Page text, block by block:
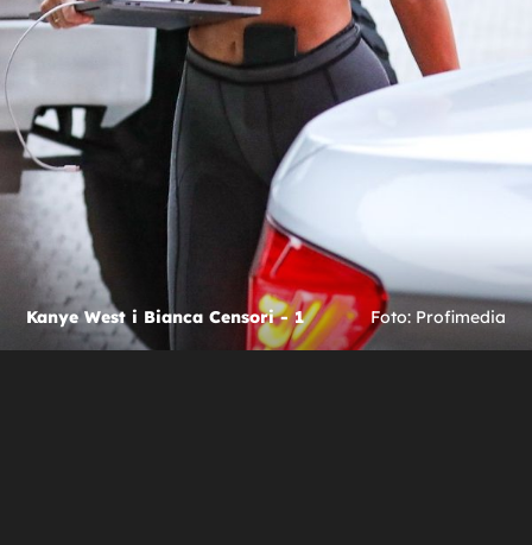
Kanye West i Bianca Censori - 1 Foto: Profimedia